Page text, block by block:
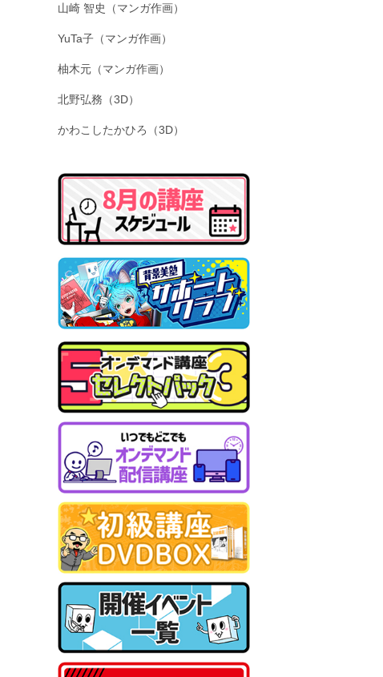
山崎 智史（マンガ作画）
YuTa子（マンガ作画）
柚木元（マンガ作画）
北野弘務（3D）
かわこしたかひろ（3D）